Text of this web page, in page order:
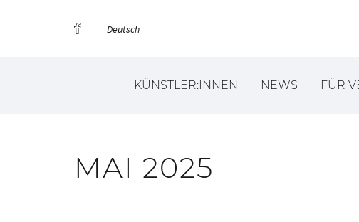
Deutsch
KÜNSTLER:INNEN NEWS FÜR
MAI 2025